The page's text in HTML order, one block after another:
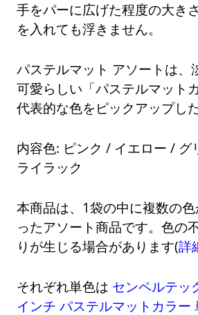
手をパーに広げた程度の大き
を入れても浮きません。
パステルマット アソートは、
可愛らしい「パステルマット
代表的な色をピックアップし
内容色: ピンク / イエロー / グ
ライラック
本商品は、1袋の中に複数の
ったアソート商品です。色の
りが生じる場合があります(詳
それぞれ単色は センペルテッ
インチ パステルマットカラー